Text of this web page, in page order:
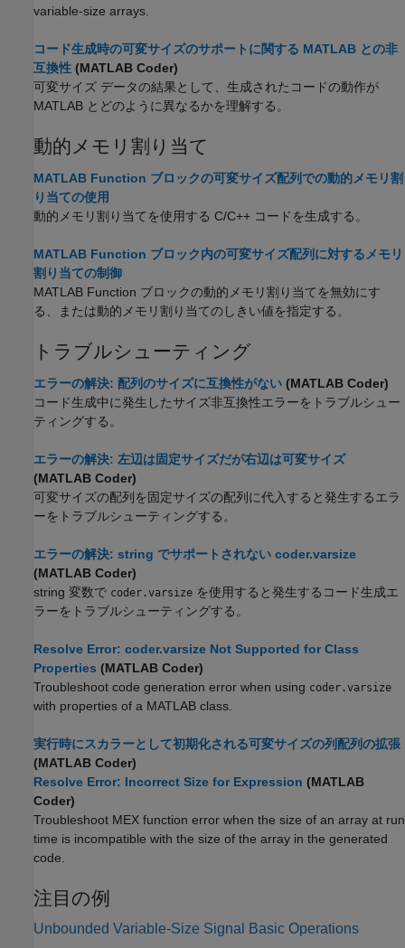
variable-size arrays.
コード生成時の可変サイズのサポートに関する MATLAB との非
互換性 (MATLAB Coder)
可変サイズ データの結果として、生成されたコードの動作が
MATLAB とどのように異なるかを理解する。
動的メモリ割り当て
MATLAB Function ブロックの可変サイズ配列での動的メモリ割
り当ての使用
動的メモリ割り当てを使用する C/C++ コードを生成する。
MATLAB Function ブロック内の可変サイズ配列に対するメモリ
割り当ての制御
MATLAB Function ブロックの動的メモリ割り当てを無効にす
る、または動的メモリ割り当てのしきい値を指定する。
トラブルシューティング
エラーの解決: 配列のサイズに互換性がない (MATLAB Coder)
コード生成中に発生したサイズ非互換性エラーをトラブルシュー
ティングする。
エラーの解決: 左辺は固定サイズだが右辺は可変サイズ
(MATLAB Coder)
可変サイズの配列を固定サイズの配列に代入すると発生するエラ
ーをトラブルシューティングする。
エラーの解決: string でサポートされない coder.varsize
(MATLAB Coder)
string 変数で coder.varsize を使用すると発生するコード生成エ
ラーをトラブルシューティングする。
Resolve Error: coder.varsize Not Supported for Class
Properties (MATLAB Coder)
Troubleshoot code generation error when using coder.varsize
with properties of a MATLAB class.
実行時にスカラーとして初期化される可変サイズの列配列の拡張
(MATLAB Coder)
Resolve Error: Incorrect Size for Expression (MATLAB
Coder)
Troubleshoot MEX function error when the size of an array at run
time is incompatible with the size of the array in the generated
code.
注目の例
Unbounded Variable-Size Signal Basic Operations